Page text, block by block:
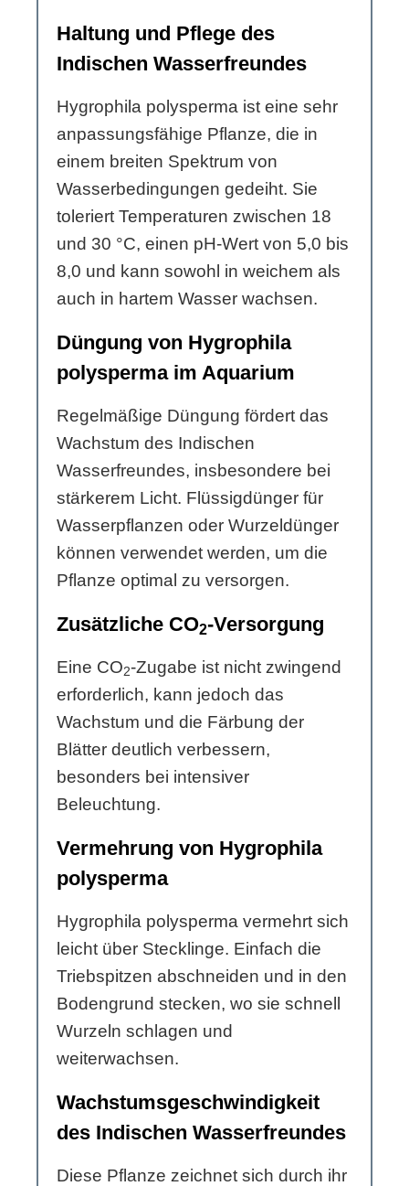
Haltung und Pflege des
Indischen Wasserfreundes
Hygrophila polysperma ist eine sehr
anpassungsfähige Pflanze, die in
einem breiten Spektrum von
Wasserbedingungen gedeiht. Sie
toleriert Temperaturen zwischen 18
und 30 °C, einen pH-Wert von 5,0 bis
8,0 und kann sowohl in weichem als
auch in hartem Wasser wachsen.
Düngung von Hygrophila
polysperma im Aquarium
Regelmäßige Düngung fördert das
Wachstum des Indischen
Wasserfreundes, insbesondere bei
stärkerem Licht. Flüssigdünger für
Wasserpflanzen oder Wurzeldünger
können verwendet werden, um die
Pflanze optimal zu versorgen.
Zusätzliche CO2-Versorgung
Eine CO2-Zugabe ist nicht zwingend
erforderlich, kann jedoch das
Wachstum und die Färbung der
Blätter deutlich verbessern,
besonders bei intensiver
Beleuchtung.
Vermehrung von Hygrophila
polysperma
Hygrophila polysperma vermehrt sich
leicht über Stecklinge. Einfach die
Triebspitzen abschneiden und in den
Bodengrund stecken, wo sie schnell
Wurzeln schlagen und
weiterwachsen.
Wachstumsgeschwindigkeit
des Indischen Wasserfreundes
Diese Pflanze zeichnet sich durch ihr